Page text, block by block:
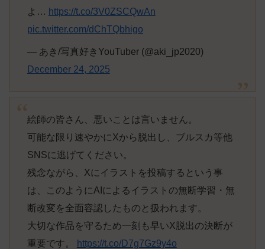
よ… https://t.co/3V0ZSCQwAn
pic.twitter.com/dChTQbhigo
— あき/写真好きYouTuber (@aki_jp2020)
December 24, 2025
絵師の皆さん、悪いことは言いません。
可能な限り速やかにXから脱出し、ブルスカ等他
SNSに逃げてください。
残念ながら、Xにイラストを投稿するという事
は、このようにAIによるイラストの無断学習・無
断改変を全面容認したものと扱われます。
大切な作品を守るため一刻も早いX脱出の決断が
重要です。
https://t.co/D7g7Gz9y4o